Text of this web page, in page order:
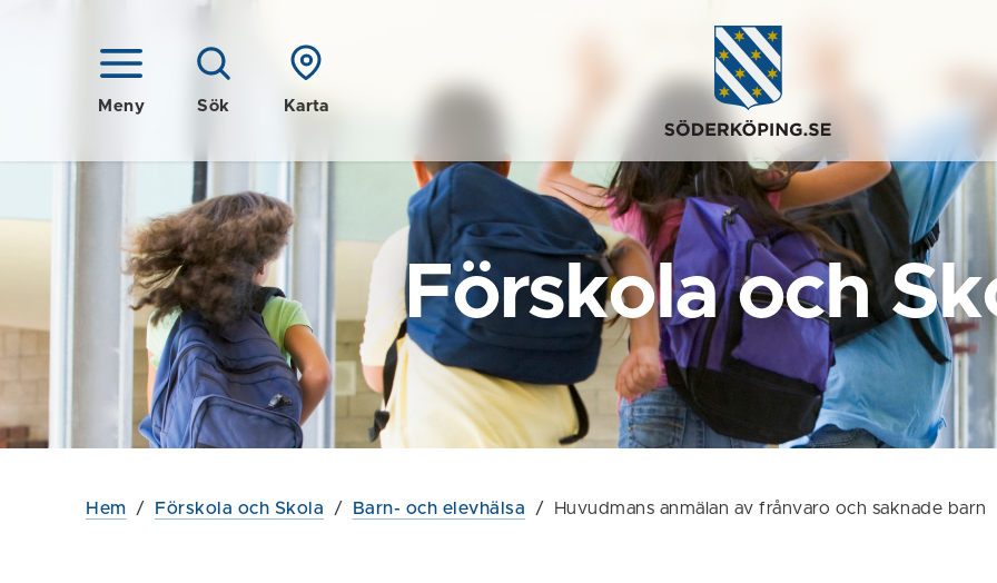
Meny Sök Karta
Förskola och
Hem / Förskola och Skola / Barn- och elevhälsa / Huvudmans anmälan av frånvaro och saknade barn